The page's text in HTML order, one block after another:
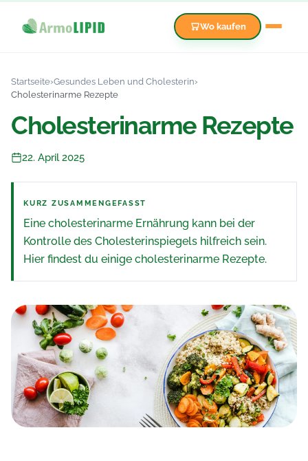
Wo kaufen
Startseite›Gesundes Leben und Cholesterin›
Cholesterinarme Rezepte
Cholesterinarme Rezepte
22. April 2025
KURZ ZUSAMMENGEFASST
Eine cholesterinarme Ernährung kann bei der
Kontrolle des Cholesterinspiegels hilfreich sein.
Hier findest du einige cholesterinarme Rezepte.